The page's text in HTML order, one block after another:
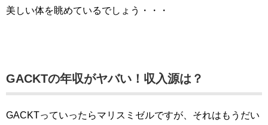
美しい体を眺めているでしょう・・・
GACKTの年収がヤバい！収入源は？
GACKTっていったらマリスミゼルですが、それはもうだい